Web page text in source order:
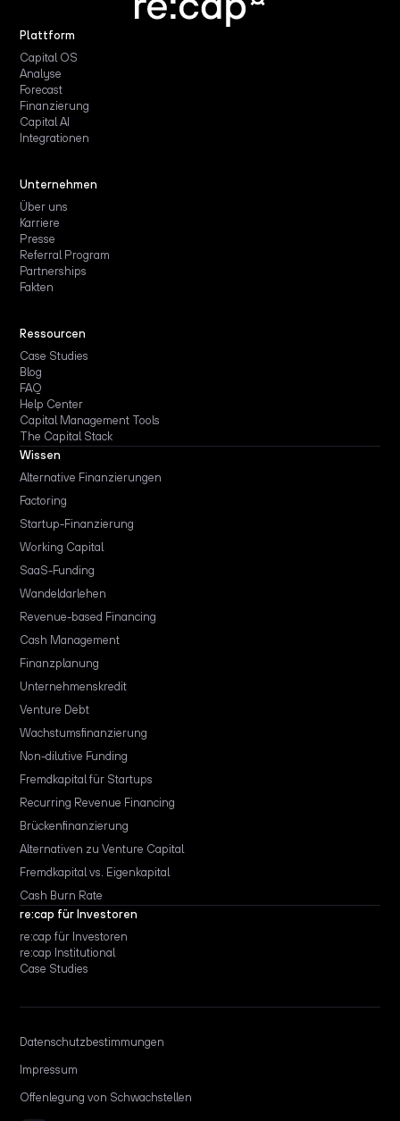
Plattform
Capital OS
Analyse
Forecast
Finanzierung
Capital AI
Integrationen
Unternehmen
Über uns
Karriere
Presse
Referral Program
Partnerships
Fakten
Ressourcen
Case Studies
Blog
FAQ
Help Center
Capital Management Tools
The Capital Stack
Wissen
Alternative Finanzierungen
Factoring
Startup-Finanzierung
Working Capital
SaaS-Funding
Wandeldarlehen
Revenue-based Financing
Cash Management
Finanzplanung
Unternehmenskredit
Venture Debt
Wachstumsfinanzierung
Non-dilutive Funding
Fremdkapital für Startups
Recurring Revenue Financing
Brückenfinanzierung
Alternativen zu Venture Capital
Fremdkapital vs. Eigenkapital
Cash Burn Rate
re:cap für Investoren
re:cap für Investoren
re:cap Institutional
Case Studies
Datenschutzbestimmungen
Impressum
Offenlegung von Schwachstellen